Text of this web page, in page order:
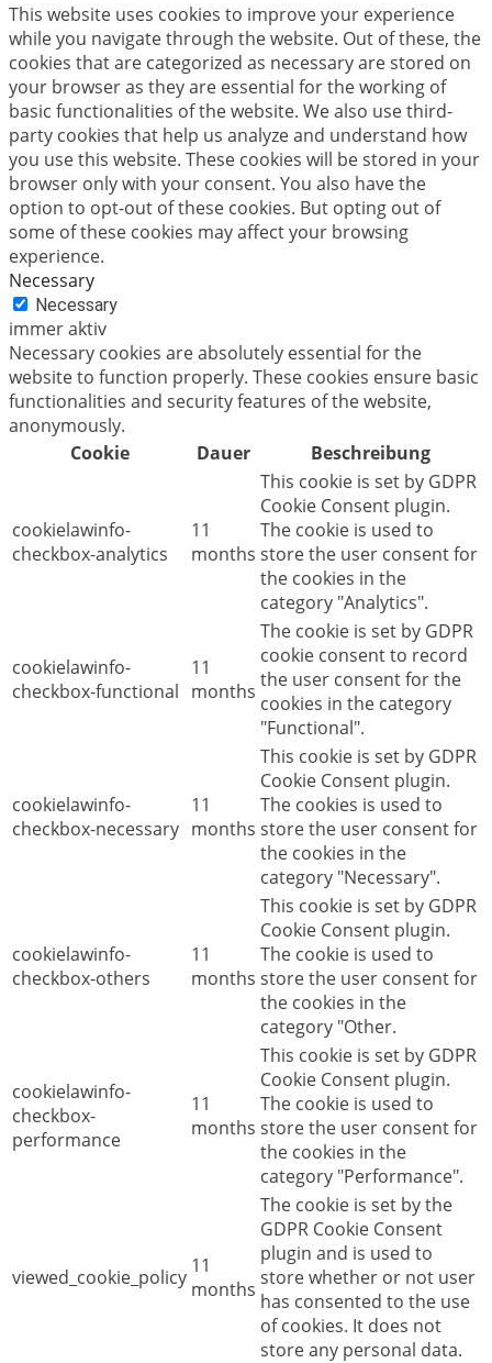
This website uses cookies to improve your experience
while you navigate through the website. Out of these, the
cookies that are categorized as necessary are stored on
your browser as they are essential for the working of
basic functionalities of the website. We also use third-
party cookies that help us analyze and understand how
you use this website. These cookies will be stored in your
browser only with your consent. You also have the
option to opt-out of these cookies. But opting out of
some of these cookies may affect your browsing
experience.
Necessary
Necessary
immer aktiv
Necessary cookies are absolutely essential for the
website to function properly. These cookies ensure basic
functionalities and security features of the website,
anonymously.
Cookie
Dauer Beschreibung
cookielawinfo-
checkbox-analytics
11
months
This cookie is set by GDPR
Cookie Consent plugin.
The cookie is used to
store the user consent for
the cookies in the
category "Analytics".
cookielawinfo-
checkbox-functional
11
months
The cookie is set by GDPR
cookie consent to record
the user consent for the
cookies in the category
"Functional".
cookielawinfo-
checkbox-necessary
11
months
This cookie is set by GDPR
Cookie Consent plugin.
The cookies is used to
store the user consent for
the cookies in the
category "Necessary".
cookielawinfo-
checkbox-others
11
months
This cookie is set by GDPR
Cookie Consent plugin.
The cookie is used to
store the user consent for
the cookies in the
category "Other.
cookielawinfo-
checkbox-
performance
11
months
This cookie is set by GDPR
Cookie Consent plugin.
The cookie is used to
store the user consent for
the cookies in the
category "Performance".
viewed_cookie_policy 11
months
The cookie is set by the
GDPR Cookie Consent
plugin and is used to
store whether or not user
has consented to the use
of cookies. It does not
store any personal data.